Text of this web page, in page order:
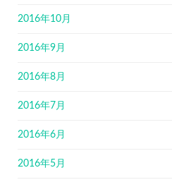
2016年10月
2016年9月
2016年8月
2016年7月
2016年6月
2016年5月